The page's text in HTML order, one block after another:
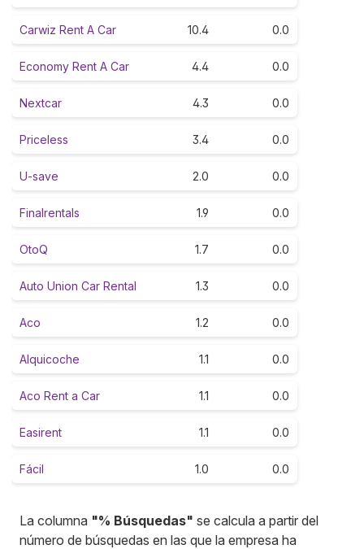
Carwiz Rent A Car 10.4 0.0
Economy Rent A Car 4.4 0.0
Nextcar 4.3 0.0
Priceless 3.4 0.0
U-save 2.0 0.0
Finalrentals 1.9 0.0
OtoQ 1.7 0.0
Auto Union Car Rental 1.3 0.0
Aco 1.2 0.0
Alquicoche 1.1 0.0
Aco Rent a Car 1.1 0.0
Easirent 1.1 0.0
Fácil 1.0 0.0
La columna "% Búsquedas" se calcula a partir del
número de búsquedas en las que la empresa ha